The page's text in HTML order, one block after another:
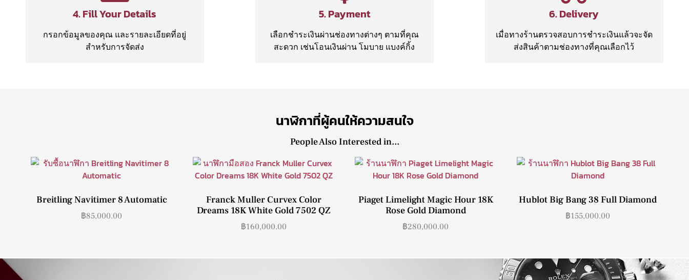
4. Fill Your Details
กรอกข้อมูลของคุณ และรายละเอียดที่อยู่
สำหรับการจัดส่ง
5. Payment
เลือกชำระเงินผ่านช่องทางต่างๆ ตามที่คุณ
สะดวก เช่นโอนเงินผ่าน โมบาย แบงค์กิ้ง
6. Delivery
เมื่อทางร้านตรวจสอบการชำระเงินแล้วจะจัด
ส่งสินค้าตามช่องทางที่คุณเลือกไว้
นาฬิกาที่ผู้คนให้ความสนใจ
People Also Interested in...
Breitling Navitimer 8 Automatic
฿85,000.00
Franck Muller Curvex Color
Dreams 18K White Gold 7502 QZ
฿160,000.00
Piaget Limelight Magic Hour 18K
Rose Gold Diamond
฿280,000.00
Hublot Big Bang 38 Full Diamond
฿155,000.00